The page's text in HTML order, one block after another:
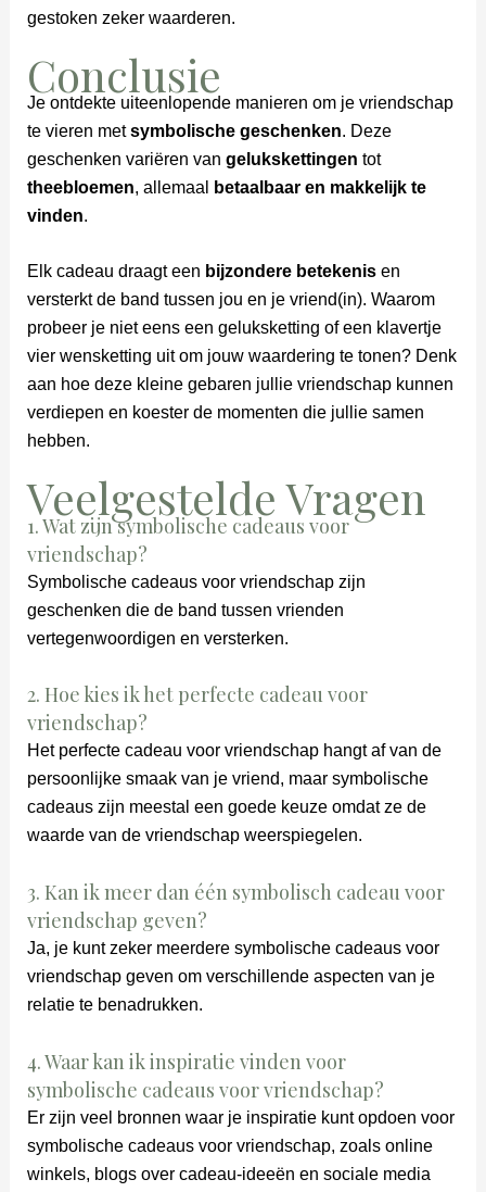
gestoken zeker waarderen.
Conclusie
Je ontdekte uiteenlopende manieren om je vriendschap
te vieren metsymbolische geschenken. Deze
geschenken variëren van gelukskettingen tot
theebloemen, allemaal
betaalbaar en makkelijk te
vinden.
Elk cadeau draagt een bijzondere betekenisen
versterkt de band tussen jou en je vriend(in). Waarom
probeer je niet eens een geluksketting of een klavertje
vier wensketting uit om jouw waardering te tonen? Denk
aan hoe deze kleine gebaren jullie vriendschap kunnen
verdiepen en koester de momenten die jullie samen
hebben.
Veelgestelde Vragen
1. Wat zijn symbolische cadeaus voor
vriendschap?
Symbolische cadeaus voor vriendschap zijn
geschenken die de band tussen vrienden
vertegenwoordigen en versterken.
2. Hoe kies ik het perfecte cadeau voor
vriendschap?
Het perfecte cadeau voor vriendschap hangt af van de
persoonlijke smaak van je vriend, maar symbolische
cadeaus zijn meestal een goede keuze omdat ze de
waarde van de vriendschap weerspiegelen.
3. Kan ik meer dan één symbolisch cadeau voor
vriendschap geven?
Ja, je kunt zeker meerdere symbolische cadeaus voor
vriendschap geven om verschillende aspecten van je
relatie te benadrukken.
4. Waar kan ik inspiratie vinden voor
symbolische cadeaus voor vriendschap?
Er zijn veel bronnen waar je inspiratie kunt opdoen voor
symbolische cadeaus voor vriendschap, zoals online
winkels, blogs over cadeau-ideeën en sociale media